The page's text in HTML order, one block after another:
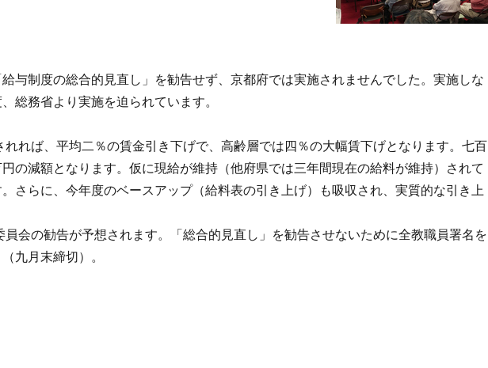
与制度の総合的見直し」を勧告せず、京都府では実施されませんでした。実施しな
総務省より実施を迫られています。
れば、平均二％の賃金引き下げで、高齢層では四％の大幅賃下げとなります。七百
の減額となります。仮に現給が維持（他府県では三年間現在の給料が維持）されて
さらに、今年度のベースアップ（給料表の引き上げ）も吸収され、実質的な引き上
会の勧告が予想されます。「総合的見直し」を勧告させないために全教職員署名を
九月末締切）。